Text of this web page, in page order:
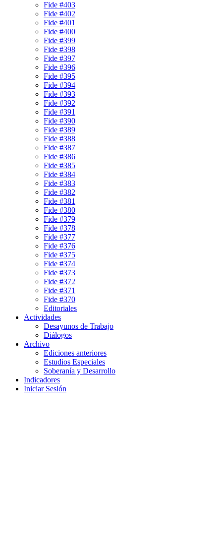
Fide #403
Fide #402
Fide #401
Fide #400
Fide #399
Fide #398
Fide #397
Fide #396
Fide #395
Fide #394
Fide #393
Fide #392
Fide #391
Fide #390
Fide #389
Fide #388
Fide #387
Fide #386
Fide #385
Fide #384
Fide #383
Fide #382
Fide #381
Fide #380
Fide #379
Fide #378
Fide #377
Fide #376
Fide #375
Fide #374
Fide #373
Fide #372
Fide #371
Fide #370
Editoriales
Actividades
Desayunos de Trabajo
Diálogos
Archivo
Ediciones anteriores
Estudios Especiales
Soberanía y Desarrollo
Indicadores
Iniciar Sesión